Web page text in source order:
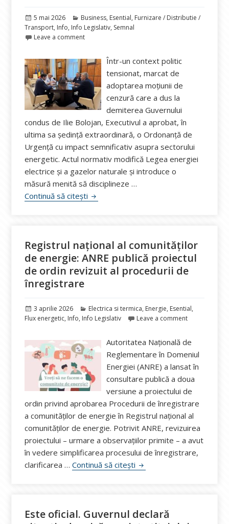
Publicat
pe
5 mai 2026 Categorii
Business, Esential, Furnizare / Distributie /
Transport, Info, Info Legislativ, Semnal
Leave a comment
Într-un context politic
tensionat, marcat de
adoptarea moțiunii de
cenzură care a dus la
demiterea Guvernului
condus de Ilie Bolojan, Executivul a aprobat, în
ultima sa ședință extraordinară, o Ordonanță de
Urgență cu impact semnificativ asupra sectorului
energetic. Actul normativ modifică Legea energiei
electrice și a gazelor naturale și introduce o
măsură menită să disciplineze …
Continuă să citești Ultima decizie a Guvernului Bolojan,
Registrul național al comunităților
de energie: ANRE publică proiectul
de ordin revizuit al procedurii de
înregistrare
Publicat
pe
3 aprilie 2026 Categorii
Electrica si termica, Energie, Esential,
Flux energetic, Info, Info Legislativ Leave a comment
Autoritatea Națională de
Reglementare în Domeniul
Energiei (ANRE) a lansat în
consultare publică a doua
versiune a proiectului de
ordin privind aprobarea Procedurii de înregistrare
a comunităților de energie în Registrul național al
comunităților de energie. Potrivit ANRE, revizuirea
proiectului – urmare a observațiilor primite – a avut
în vedere simplificarea procesului de înregistrare,
clarificarea …Continuă să citești Registrul național al
Este oficial. Guvernul declară